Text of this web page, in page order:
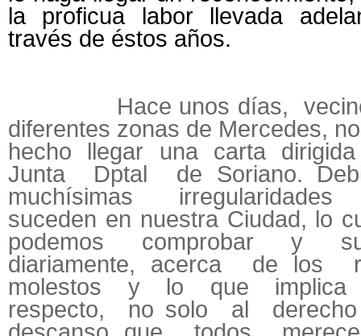
la proficua labor llevada
través de éstos años.
Hace unos días,
diferentes zonas de Mercedes,
hecho llegar una carta
Junta Dptal de Soriano.
muchísimas
suceden en nuestra Ciudad, lo
podemos comprobar y
diariamente, acerca de los
molestos y lo que
respecto, no solo al